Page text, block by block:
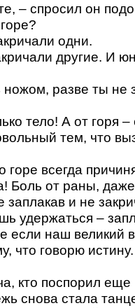
– спросил он
одни.
другие. И
ножом, разве ты не
тело! А от горя –
тем, что
горе всегда
Боль от раны, даже
и не
удержаться –
если наш великий
что говорю
кто поспорил
снова стала